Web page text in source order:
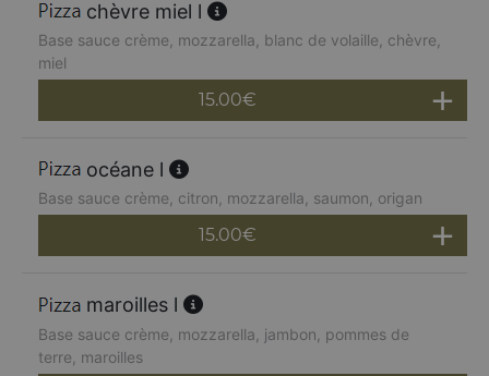
chèvre miel l
Base sauce crème, mozzarella, blanc de volaille, chèvre,
miel
15.00€
océane l
Base sauce crème, citron, mozzarella, saumon, origan
15.00€
maroilles l
Base sauce crème, mozzarella, jambon, pommes de
terre, maroilles